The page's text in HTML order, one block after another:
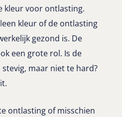
kleur voor ontlasting.
kleur of de ontlasting
gezond is. De
een grote rol. Is de
maar niet te hard?
ontlasting of misschien